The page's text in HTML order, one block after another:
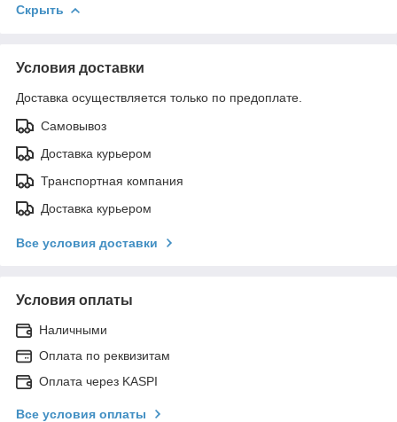
Скрыть
Условия доставки
Доставка осуществляется только по предоплате.
Самовывоз
Доставка курьером
Транспортная компания
Доставка курьером
Все условия доставки
Условия оплаты
Наличными
Оплата по реквизитам
Оплата через KASPI
Все условия оплаты